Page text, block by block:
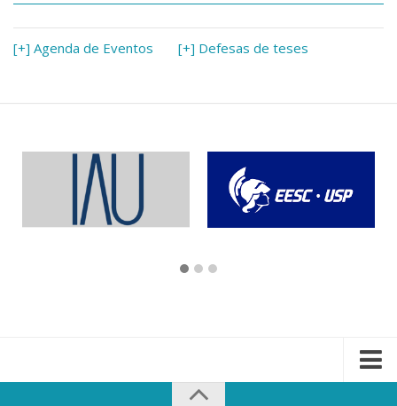
[+] Agenda de Eventos [+] Defesas de teses